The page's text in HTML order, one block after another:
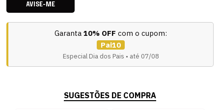
AVISE-ME
Garanta 10% OFF com o cupom:
Pai10
Especial Dia dos Pais • até 07/08
SUGESTÕES DE COMPRA